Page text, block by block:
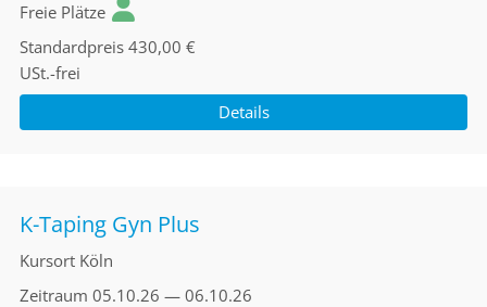
Freie Plätze
Standardpreis 430,00 €
USt.-frei
Details
K-Taping Gyn Plus
Kursort Köln
Zeitraum 05.10.26 — 06.10.26